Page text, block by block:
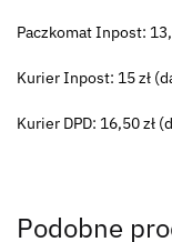
Paczkomat Inpost:
Kurier Inpost: 15 zł
Kurier DPD: 16,50 zł
Podobne